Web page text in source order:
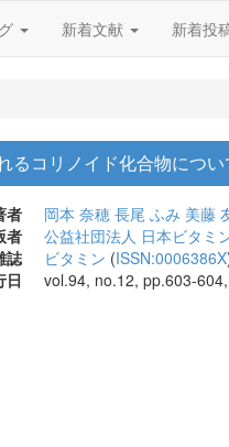
新着文献 新着投
るコリノイド化合物につい
者 岡本 奈穂 長尾 ふみ 美藤
者
公益社団法人 日本ビタミ
誌
ビタミン (ISSN:0006386X
日
vol.94, no.12, pp.603-